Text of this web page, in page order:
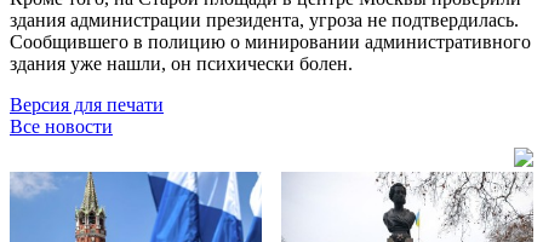
здания администрации президента, угроза не подтвердилась.
Сообщившего в полицию о минировании административного
здания уже нашли, он психически болен.
Версия для печати
Все новости